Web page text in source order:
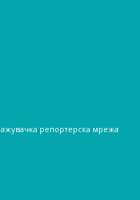
репортерска мрежа